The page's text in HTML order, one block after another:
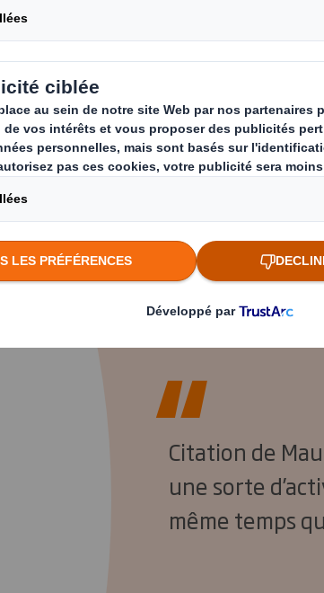
au service d’un
ans d’expérience chez DS Smith
Ambassadrice RSEavec l’envie
contribuant à un projet porteur
une opportunité unique
Citation de
une sorte
même temps